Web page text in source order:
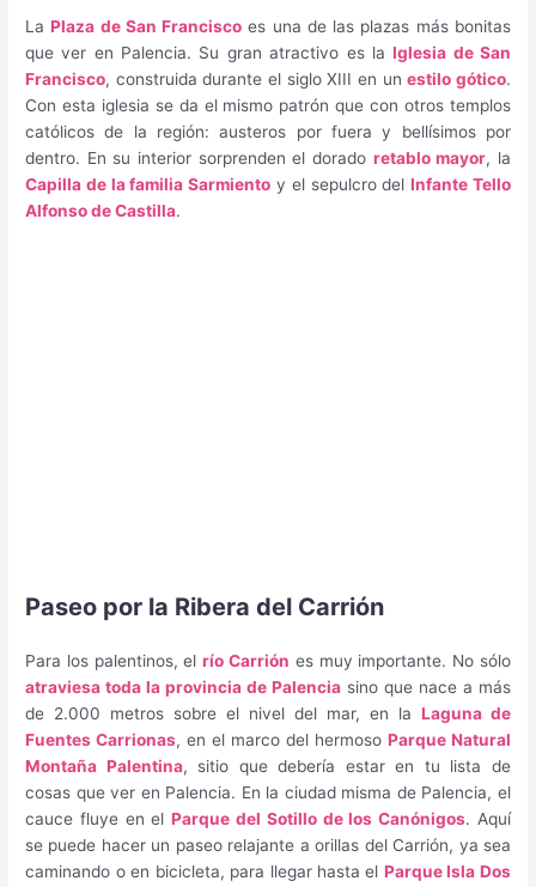
LaPlaza de San Francisco es una de las plazas más bonitas
que ver en Palencia. Su gran atractivo es laIglesia de San
Francisco, construida durante el siglo XIII en unestilo gótico.
Con esta iglesia se da el mismo patrón que con otros templos
católicos de la región: austeros por fuera y bellísimos por
dentro. En su interior sorprenden el dorado retablo mayor, la
Capilla de la familia Sarmiento y el sepulcro delInfante Tello
Alfonso de Castilla.
Paseo por la Ribera del Carrión
Para los palentinos, elrío Carrión es muy importante. No sólo
atraviesa toda la provincia de Palencia sino que nace a más
de 2.000 metros sobre el nivel del mar, en la Laguna de
Fuentes Carrionas, en el marco del hermoso Parque Natural
Montaña Palentina, sitio que debería estar en tu lista de
cosas que ver en Palencia. En la ciudad misma de Palencia, el
cauce fluye en elParque del Sotillo de los Canónigos. Aquí
se puede hacer un paseo relajante a orillas del Carrión, ya sea
caminando o en bicicleta, para llegar hasta el Parque Isla Dos